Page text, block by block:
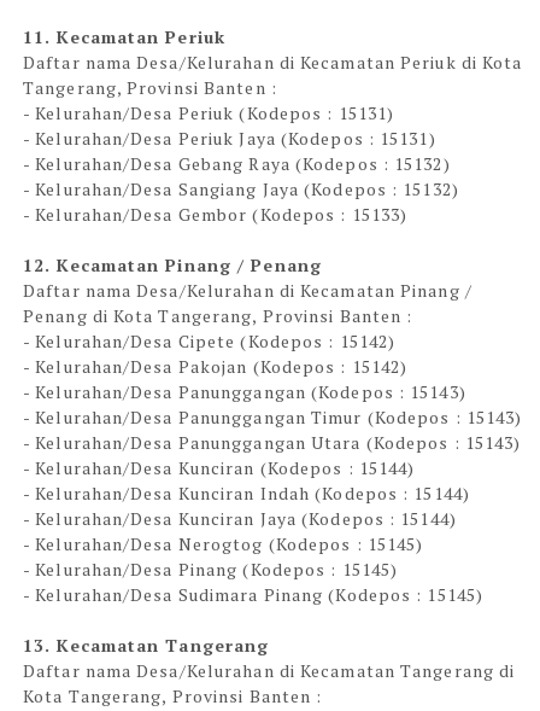
11. Kecamatan Periuk
Daftar nama Desa/Kelurahan di Kecamatan Periuk di Kota
Tangerang, Provinsi Banten :
- Kelurahan/Desa Periuk (Kodepos : 15131)
- Kelurahan/Desa Periuk Jaya (Kodepos : 15131)
- Kelurahan/Desa Gebang Raya (Kodepos : 15132)
- Kelurahan/Desa Sangiang Jaya (Kodepos : 15132)
- Kelurahan/Desa Gembor (Kodepos : 15133)
12. Kecamatan Pinang / Penang
Daftar nama Desa/Kelurahan di Kecamatan Pinang /
Penang di Kota Tangerang, Provinsi Banten :
- Kelurahan/Desa Cipete (Kodepos : 15142)
- Kelurahan/Desa Pakojan (Kodepos : 15142)
- Kelurahan/Desa Panunggangan (Kodepos : 15143)
- Kelurahan/Desa Panunggangan Timur (Kodepos : 15143)
- Kelurahan/Desa Panunggangan Utara (Kodepos : 15143)
- Kelurahan/Desa Kunciran (Kodepos : 15144)
- Kelurahan/Desa Kunciran Indah (Kodepos : 15144)
- Kelurahan/Desa Kunciran Jaya (Kodepos : 15144)
- Kelurahan/Desa Nerogtog (Kodepos : 15145)
- Kelurahan/Desa Pinang (Kodepos : 15145)
- Kelurahan/Desa Sudimara Pinang (Kodepos : 15145)
13. Kecamatan Tangerang
Daftar nama Desa/Kelurahan di Kecamatan Tangerang di
Kota Tangerang, Provinsi Banten :